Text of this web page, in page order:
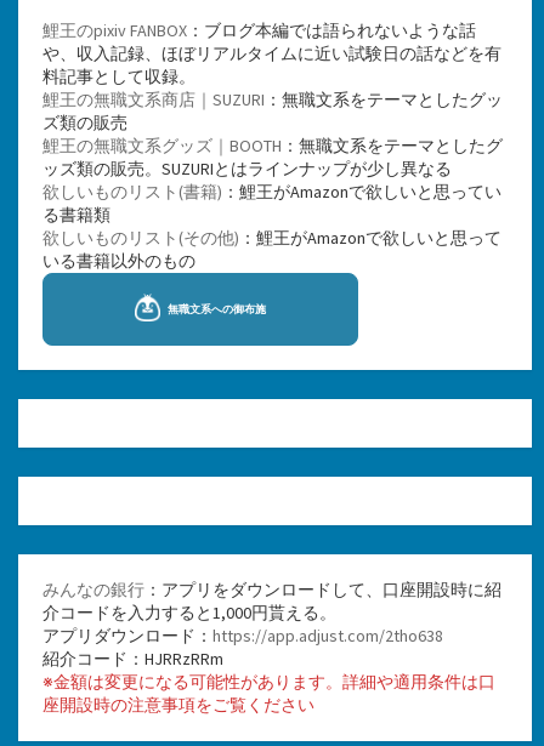
鯉王のpixiv FANBOX ：ブログ本編では語られないような話
や、収入記録、ほぼリアルタイムに近い試験日の話などを有
料記事として収録。
鯉王の無職文系商店｜SUZURI ：無職文系をテーマとしたグッ
ズ類の販売
鯉王の無職文系グッズ｜BOOTH ：無職文系をテーマとしたグ
ッズ類の販売。SUZURIとはラインナップが少し異なる
欲しいものリスト(書籍) ：鯉王がAmazonで欲しいと思ってい
る書籍類
欲しいものリスト(その他) ：鯉王がAmazonで欲しいと思って
いる書籍以外のもの
みんなの銀行 ：アプリをダウンロードして、口座開設時に紹
介コードを入力すると1,000円貰える。
アプリダウンロード： https://app.adjust.com/2tho638
紹介コード：HJRRzRRm
※金額は変更になる可能性があります。詳細や適用条件は口
座開設時の注意事項をご覧ください